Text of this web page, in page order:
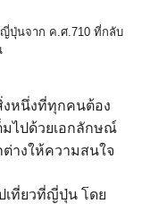
ญี่ปุ่นจาก ค.ศ.710 ที่กลับ
งหนึ่งที่ทุกคนต้อง
ไปด้วยเอกลักษณ์
างให้ความสนใจ
เที่ยวที่ญี่ปุ่น โดย